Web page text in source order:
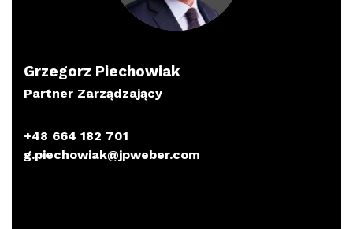
Grzegorz Piechowiak
Partner Zarządzający
+48 664 182 701
g.piechowiak@jpweber.com